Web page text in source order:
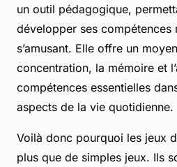
un outil pédagogique,
développer ses compétences
s’amusant. Elle offre un
concentration, la mémoire et
compétences essentielles
aspects de la vie quotidienne.
Voilà donc pourquoi les jeux
plus que de simples jeux. Ils